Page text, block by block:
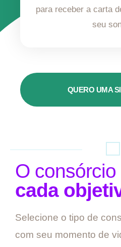
para receber a carta
seu
QUERO UMA
O consórcio
cada
Selecione o tipo de
com seu momento de